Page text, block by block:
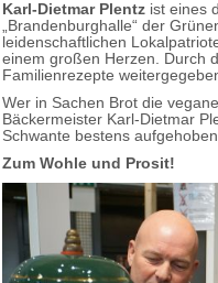
Karl-Dietmar Plentz ist eines
„Brandenburghalle“ der
leidenschaftlichen
einem großen Herzen. Durch
Familienrezepte
Wer in Sachen Brot die
Bäckermeister Karl-Dietmar
Schwante bestens
Zum Wohle und Prosit!